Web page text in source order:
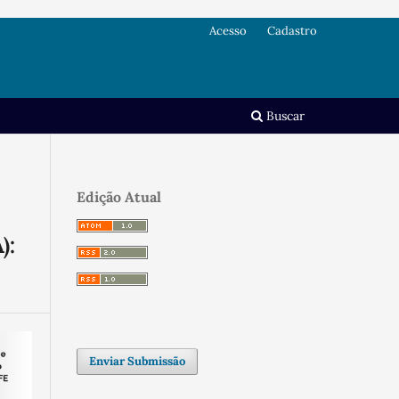
Buscar
Acesso Cadastro
Edição Atual
Enviar Submissão